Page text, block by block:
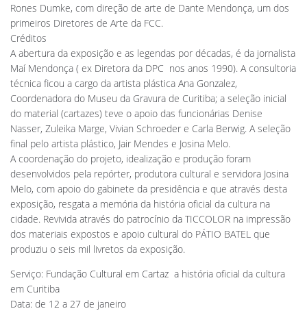
Rones Dumke, com direção de arte de Dante Mendonça, um dos
primeiros Diretores de Arte da FCC.
Créditos
A abertura da exposição e as legendas por décadas, é da jornalista
Maí Mendonça ( ex Diretora da DPC  nos anos 1990). A consultoria
técnica ficou a cargo da artista plástica Ana Gonzalez,
Coordenadora do Museu da Gravura de Curitiba; a seleção inicial
do material (cartazes) teve o apoio das funcionárias Denise
Nasser, Zuleika Marge, Vivian Schroeder e Carla Berwig. A seleção
final pelo artista plástico, Jair Mendes e Josina Melo.
A coordenação do projeto, idealização e produção foram
desenvolvidos pela repórter, produtora cultural e servidora Josina
Melo, com apoio do gabinete da presidência e que através desta
exposição, resgata a memória da história oficial da cultura na
cidade. Revivida através do patrocínio da TICCOLOR na impressão
dos materiais expostos e apoio cultural do PÁTIO BATEL que
produziu o seis mil livretos da exposição.
Serviço: Fundação Cultural em Cartaz  a história oficial da cultura
em Curitiba
Data: de 12 a 27 de janeiro